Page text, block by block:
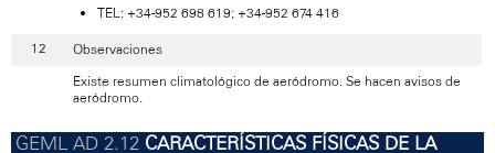
TEL: +34-952 698 619; +34-952 674 416
Observaciones
Existe resumen climatológico de aeródromo. Se hacen avisos de
aeródromo.
CARACTERÍSTICAS FÍSICAS DE LA